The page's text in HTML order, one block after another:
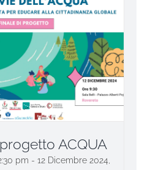
ACQUA
pm -12 Dicembre 2024,